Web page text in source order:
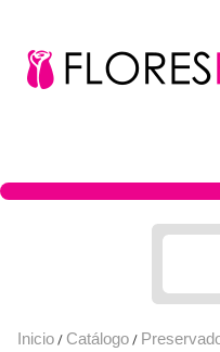
Inicio / Catálogo /